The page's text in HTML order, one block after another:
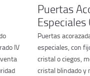
IV
Puertas
Puertas
especiales, con
cristal o ciegos,
cristal blindado y